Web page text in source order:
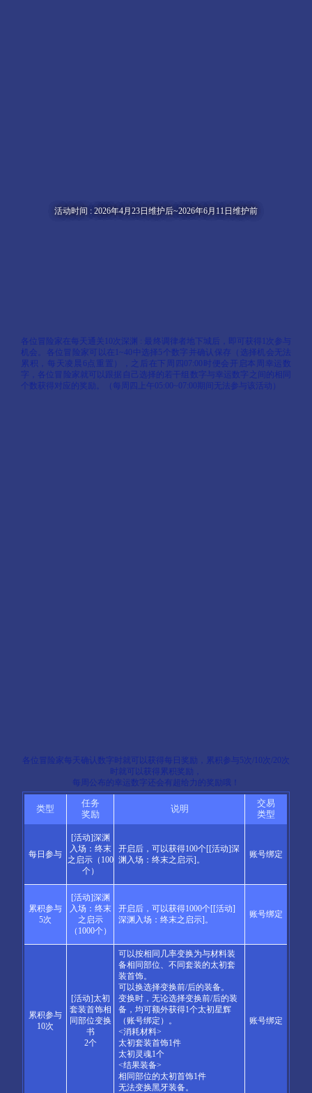
活动时间 : 2026年4月23日维护后~2026年6月11日维护前
各位冒险家在每天通关10次深渊 : 最终调律者地下城后，即可获得1次参与
机会。各位冒险家可以在1~40中选择5个数字并确认保存（选择机会无法
累积，每天凌晨6点重置），之后在下周四07:00时便会开启本周幸运数
字，各位冒险家就可以跟据自己选择的若干组数字与幸运数字之间的相同
个数获得对应的奖励。（每周四上午05:00~07:00期间无法参与该活动）
各位冒险家每天确认数字时就可以获得每日奖励，累积参与5次/10次/20次
时就可以获得累积奖励，
每周公布的幸运数字还会有超给力的奖励哦！
类型
任务
奖励
说明
交易
类型
每日参与
[活动]深渊
入场：终末
之启示（100
个）
开启后，可以获得100个[[活动]深
渊入场：终末之启示]。
账号绑定
累积参与
5次
[活动]深渊
入场：终末
之启示
（1000个）
开启后，可以获得1000个[[活动]
深渊入场：终末之启示]。
账号绑定
累积参与
10次
[活动]太初
套装首饰相
同部位变换
书
2个
可以按相同几率变换为与材料装
备相同部位、不同套装的太初套
装首饰。
可以换选择变换前/后的装备。
变换时，无论选择变换前/后的装
备，均可额外获得1个太初星辉
（账号绑定）。
<消耗材料>
太初套装首饰1件
太初灵魂1个
<结果装备>
相同部位的太初首饰1件
无法变换黑牙装备。
账号绑定